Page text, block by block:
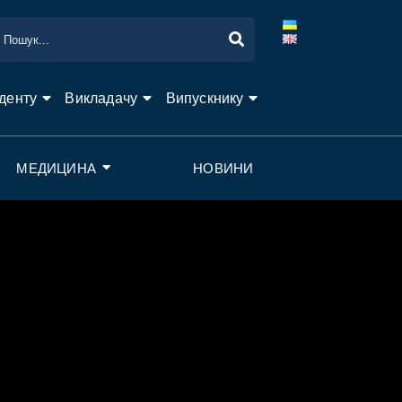
Викладачу Випускнику
МЕДИЦИНА НОВИНИ